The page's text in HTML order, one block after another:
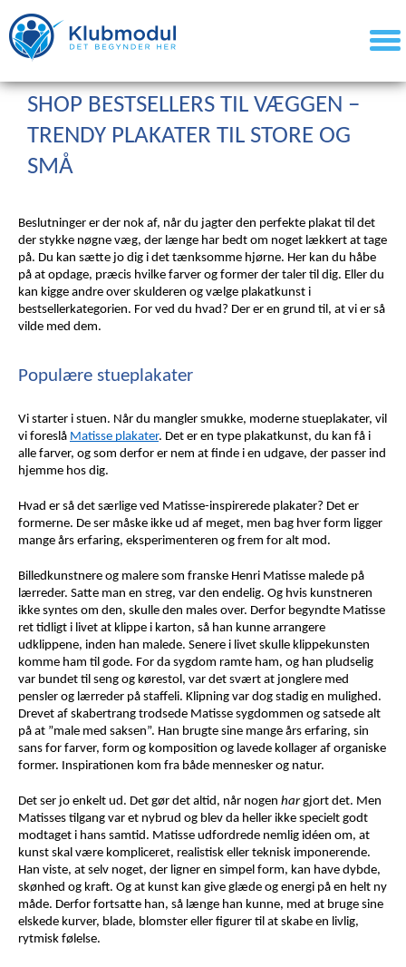
SHOP BESTSELLERS TIL VÆGGEN –
TRENDY PLAKATER TIL STORE OG
SMÅ
Beslutninger er der nok af, når du jagter den perfekte plakat til det
der stykke nøgne væg, der længe har bedt om noget lækkert at tage
på. Du kan sætte jo dig i det tænksomme hjørne. Her kan du håbe
på at opdage, præcis hvilke farver og former der taler til dig. Eller du
kan kigge andre over skulderen og vælge plakatkunst i
bestsellerkategorien. For ved du hvad? Der er en grund til, at vi er så
vilde med dem.
Populære stueplakater
Vi starter i stuen. Når du mangler smukke, moderne stueplakater, vil
vi foreslå Matisse plakater. Det er en type plakatkunst, du kan få i
alle farver, og som derfor er nem at finde i en udgave, der passer ind
hjemme hos dig.
Hvad er så det særlige ved Matisse-inspirerede plakater? Det er
formerne. De ser måske ikke ud af meget, men bag hver form ligger
mange års erfaring, eksperimenteren og frem for alt mod.
Billedkunstnere og malere som franske Henri Matisse malede på
lærreder. Satte man en streg, var den endelig. Og hvis kunstneren
ikke syntes om den, skulle den males over. Derfor begyndte Matisse
ret tidligt i livet at klippe i karton, så han kunne arrangere
udklippene, inden han malede. Senere i livet skulle klippekunsten
komme ham til gode. For da sygdom ramte ham, og han pludselig
var bundet til seng og kørestol, var det svært at jonglere med
pensler og lærreder på staffeli. Klipning var dog stadig en mulighed.
Drevet af skabertrang trodsede Matisse sygdommen og satsede alt
på at ”male med saksen”. Han brugte sine mange års erfaring, sin
sans for farver, form og komposition og lavede kollager af organiske
former. Inspirationen kom fra både mennesker og natur.
Det ser jo enkelt ud. Det gør det altid, når nogen har gjort det. Men
Matisses tilgang var et nybrud og blev da heller ikke specielt godt
modtaget i hans samtid. Matisse udfordrede nemlig idéen om, at
kunst skal være kompliceret, realistisk eller teknisk imponerende.
Han viste, at selv noget, der ligner en simpel form, kan have dybde,
skønhed og kraft. Og at kunst kan give glæde og energi på en helt ny
måde. Derfor fortsatte han, så længe han kunne, med at bruge sine
elskede kurver, blade, blomster eller figurer til at skabe en livlig,
rytmisk følelse.